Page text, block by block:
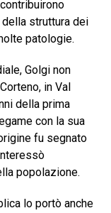
struttura dei
patologie.
Golgi non
in Val
della prima
con la sua
fu segnato
popolazione.
lo portò anche